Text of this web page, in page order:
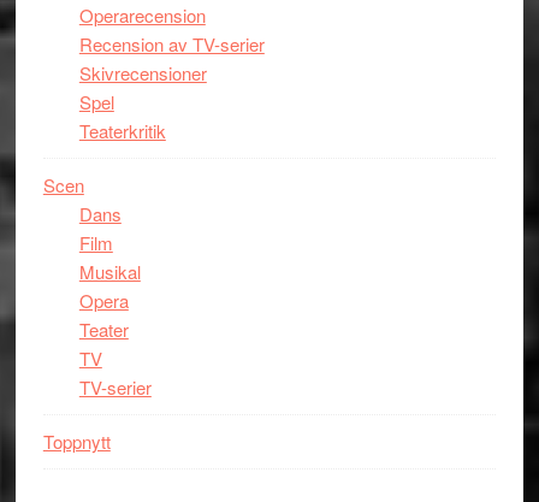
Operarecension
Recension av TV-serier
Skivrecensioner
Spel
Teaterkritik
Scen
Dans
Film
Musikal
Opera
Teater
TV
TV-serier
Toppnytt